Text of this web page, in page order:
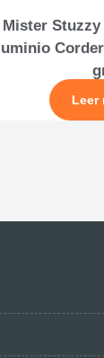
Mister
Leer